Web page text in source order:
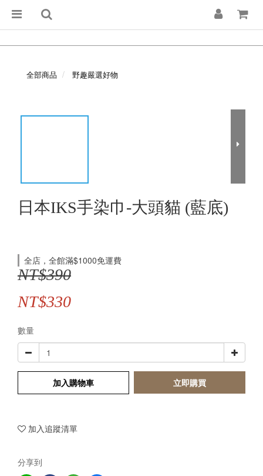
全部商品 野趣嚴選好物
日本IKS手染巾-大頭貓 (藍底)
全店，全館滿$1000免運費
NT$390
NT$330
數量
加入購物車 立即購買
加入追蹤清單
分享到